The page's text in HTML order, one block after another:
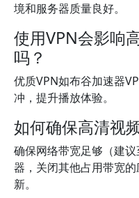
境和服务器质量良好。
使用VPN会影响
吗？
优质VPN如布谷加速器
冲，提升播放体验。
如何确保高清视
确保网络带宽足够（建
器，关闭其他占用带宽
新。